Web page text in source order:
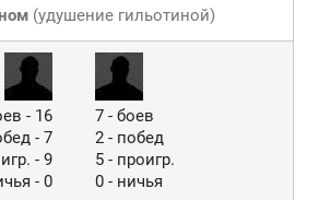
(удушение гильотиной)
- 16
- 7
- 9
- 0
7 - боев
2 - побед
5 - проигр.
0 - ничья